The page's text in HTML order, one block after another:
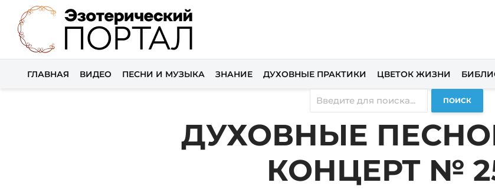
ГЛАВНАЯ ВИДЕО ПЕСНИ И МУЗЫКА ЗНАНИЕ ДУХОВНЫЕ ПРАКТИКИ ЦВЕТОК ЖИЗНИ
ПОИСК
ДУХОВНЫЕ
КОНЦЕРТ №